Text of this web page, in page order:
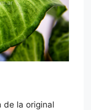
de la original